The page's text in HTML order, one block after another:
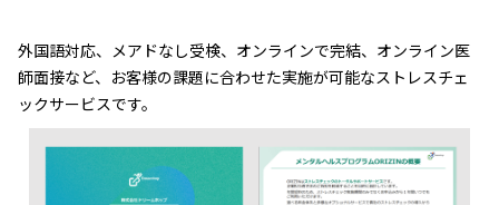
外国語対応、メアドなし受検、オンラインで完結、オンライン医
師面接など、お客様の課題に合わせた実施が可能なストレスチェ
ックサービスです。